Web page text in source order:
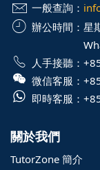
一般查詢：
辦公時間： 星
人手接聽：
微信客服：
即時客服：
關於我們
TutorZone 簡介